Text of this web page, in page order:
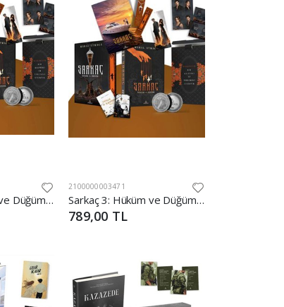
Sarkaç 3: Hüküm ve Düğüm - Tek Kitaplık Kutu Ciltli
2100000003471
Sarkaç 3: Hüküm ve Düğüm – Tek Kitaplık Kutu Yan Boyamalı - Ciltli
789,00 TL